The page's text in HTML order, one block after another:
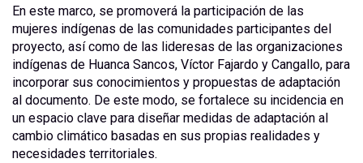
En este marco, se promoverá la participación de las
mujeres indígenas de las comunidades participantes del
proyecto, así como de las lideresas de las organizaciones
indígenas de Huanca Sancos, Víctor Fajardo y Cangallo, para
incorporar sus conocimientos y propuestas de adaptación
al documento. De este modo, se fortalece su incidencia en
un espacio clave para diseñar medidas de adaptación al
cambio climático basadas en sus propias realidades y
necesidades territoriales.